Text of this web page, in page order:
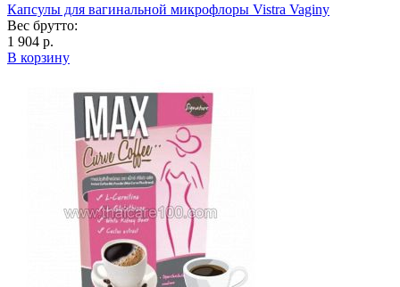
Капсулы для вагинальной микрофлоры Vistra Vaginy
Вес брутто:
1 904 р.
В корзину